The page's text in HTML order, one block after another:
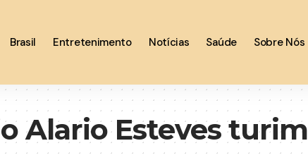
Brasil Entretenimento Notícias Saúde Sobre Nós
Alario Esteves turim